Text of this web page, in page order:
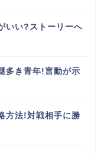
いい?ストーリーへ
多き青年!言動が示
方法!対戦相手に勝